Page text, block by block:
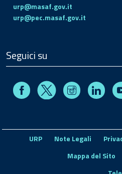
urp@masaf.gov.it
urp@pec.masaf.gov.it
Seguici su
FacebookX Instagram
URP Note Legali
Mappa del Sito